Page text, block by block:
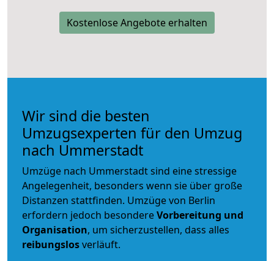
Kostenlose Angebote erhalten
Wir sind die besten
Umzugsexperten für den Umzug
nach Ummerstadt
Umzüge nach Ummerstadt sind eine stressige
Angelegenheit, besonders wenn sie über große
Distanzen stattfinden. Umzüge von Berlin
erfordern jedoch besondereVorbereitung und
Organisation, um sicherzustellen, dass alles
reibungslosverläuft.